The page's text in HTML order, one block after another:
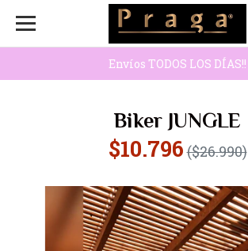
Envíos TODOS LOS DÍAS!!
Biker JUNGLE
$10.796($26.990)